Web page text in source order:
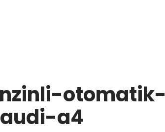
otomatik-
a4